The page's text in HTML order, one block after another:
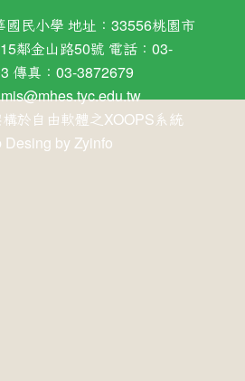
民小學 地址：33556桃園市
鄰金山路50號 電話：03-
傳真：03-3872679
mis@mhes.tyc.edu.tw
於自由軟體之XOOPS系統
Desing by Zyinfo